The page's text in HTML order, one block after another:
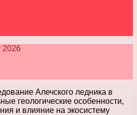
2026
Алечского ледника в
геологические особенности,
и влияние на экосистему